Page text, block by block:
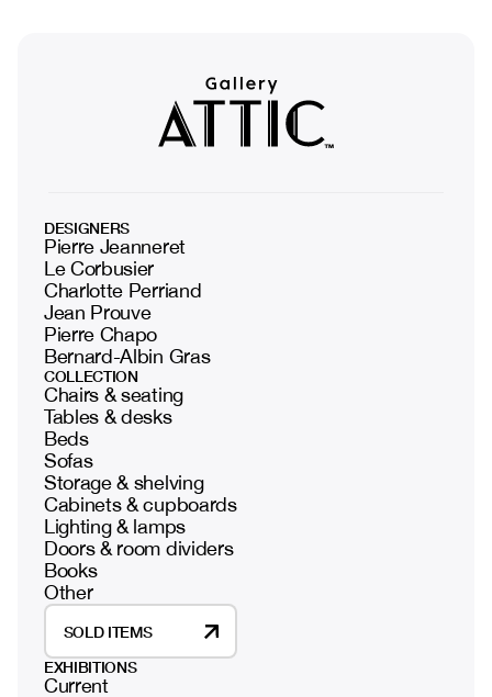
DESIGNERS
Pierre Jeanneret
Le Corbusier
Charlotte Perriand
Jean Prouve
Pierre Chapo
Bernard-Albin Gras
COLLECTION
Chairs & seating
Tables & desks
Beds
Sofas
Storage & shelving
Cabinets & cupboards
Lighting & lamps
Doors & room dividers
Books
Other
SOLD ITEMS
EXHIBITIONS
Current